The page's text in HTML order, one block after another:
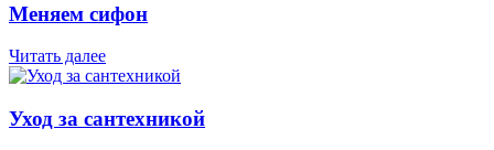
Меняем сифон
Читать далее
Уход за сантехникой